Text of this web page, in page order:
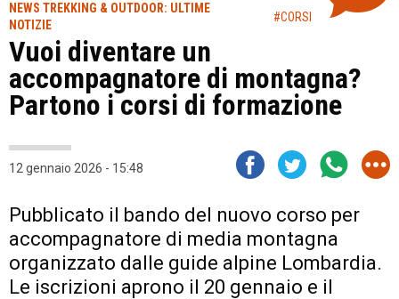
NEWS TREKKING & OUTDOOR: ULTIME
NOTIZIE
#CORSI
Vuoi diventare un
accompagnatore di montagna?
Partono i corsi di formazione
12 gennaio 2026 - 15:48
Pubblicato il bando del nuovo corso per
accompagnatore di media montagna
organizzato dalle guide alpine Lombardia.
Le iscrizioni aprono il 20 gennaio e il